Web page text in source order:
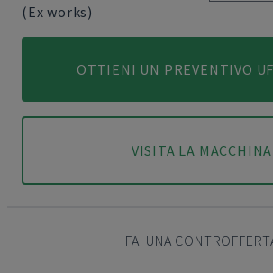
(Ex works)
OTTIENI UN PREVENTIVO
VISITA LA MACCHINA
FAI UNA